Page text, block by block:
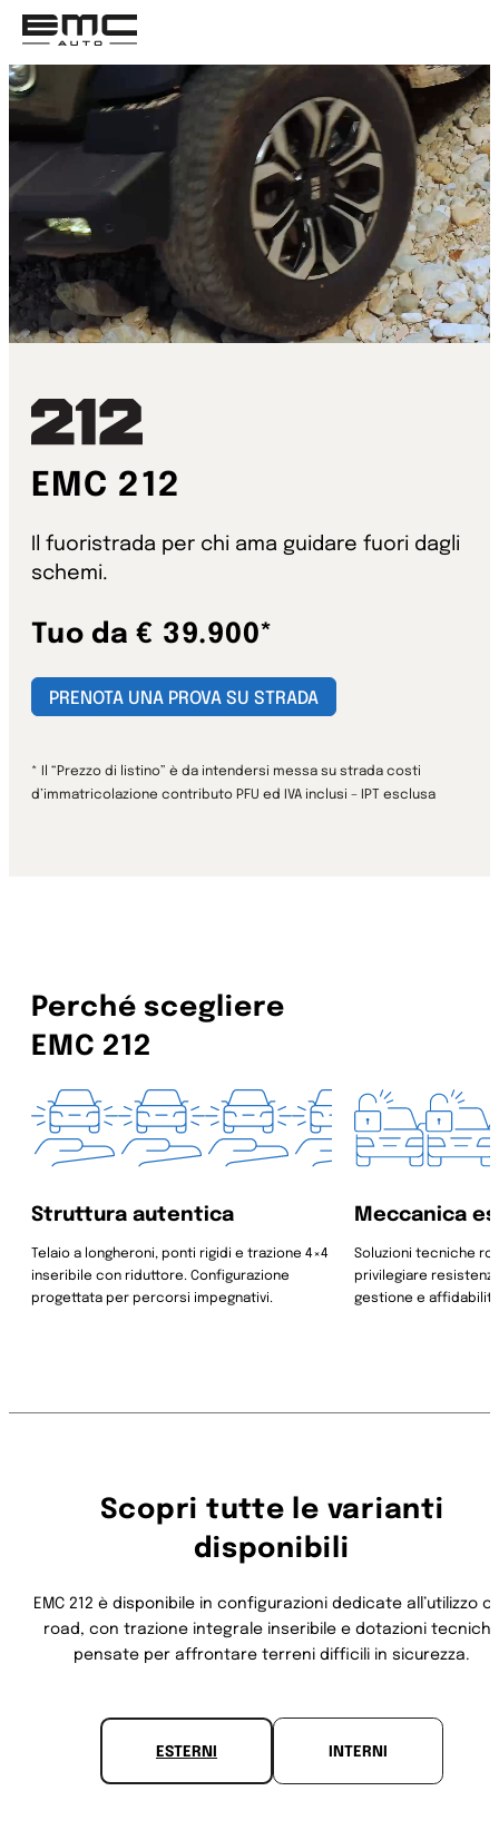
EMC 212
Il fuoristrada per chi ama guidare fuori dagli
schemi.
Tuo da € 39.900*
PRENOTA UNA PROVA SU STRADA
* Il “Prezzo di listino” è da intendersi messa su strada costi
d’immatricolazione contributo PFU ed IVA inclusi – IPT esclusa
Perché scegliere
EMC 212
Struttura autentica
Telaio a longheroni, ponti rigidi e trazione 4×4
inseribile con riduttore. Configurazione
progettata per percorsi impegnativi.
Meccanica
Soluzioni tecniche
privilegiare
gestione e
Scopri tutte le varianti
disponibili
EMC 212 è disponibile in configurazioni dedicate all’utilizzo
road, con trazione integrale inseribile e dotazioni
pensate per affrontare terreni difficili in sicurezza.
ESTERNI INTERNI